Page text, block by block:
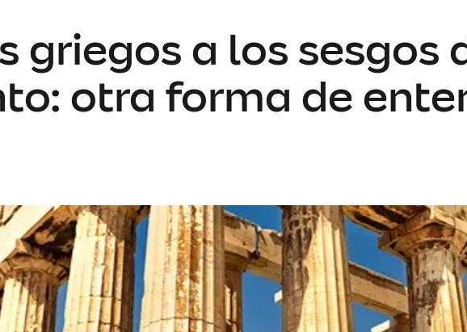
griegos a los sesgos
otra forma de